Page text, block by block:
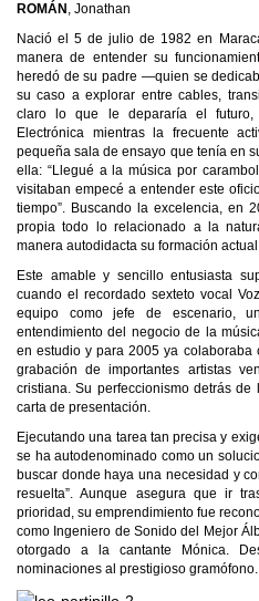
ROMÁN , Jonathan
Nació el 5 de julio de 1982 en
manera de entender su
heredó de su padre —quien se
su caso a explorar entre cables,
claro lo que le depararía el
Electrónica mientras la frecuente
pequeña sala de ensayo que tenía en
ella: “Llegué a la música por
visitaban empecé a entender este
tiempo”. Buscando la excelencia, en
propia todo lo relacionado a la
manera autodidacta su formación
Este amable y sencillo entusiasta
cuando el recordado sexteto vocal
equipo como jefe de escenario,
entendimiento del negocio de la
en estudio y para 2005 ya
grabación de importantes artistas
cristiana. Su perfeccionismo detrás
carta de presentación.
Ejecutando una tarea tan precisa y
se ha autodenominado como un
buscar donde haya una necesidad y
resuelta”. Aunque asegura que ir
prioridad, su emprendimiento fue
como Ingeniero de Sonido del Mejor
otorgado a la cantante Mónica.
nominaciones al prestigioso gramófono.